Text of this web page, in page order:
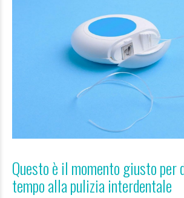
Questo è il momento giusto per
tempo alla pulizia interdentale